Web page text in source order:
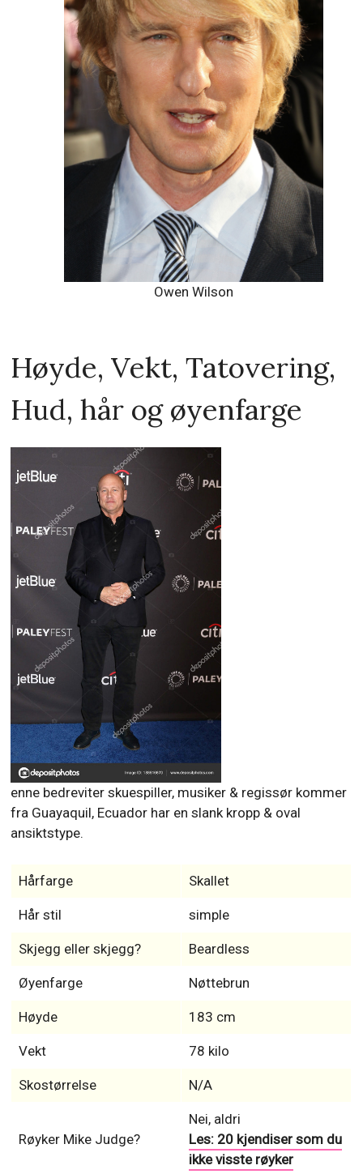
Owen Wilson
Høyde, Vekt, Tatovering,
Hud, hår og øyenfarge
enne bedreviter skuespiller, musiker & regissør kommer
fra Guayaquil, Ecuador har en slank kropp & oval
ansiktstype.
Hårfarge Skallet
Hår stil simple
Skjegg eller skjegg? Beardless
Øyenfarge Nøttebrun
Høyde 183 cm
Vekt 78 kilo
Skostørrelse N/A
Røyker Mike Judge?
Nei, aldri
Les: 20 kjendiser som du
ikke visste røyker